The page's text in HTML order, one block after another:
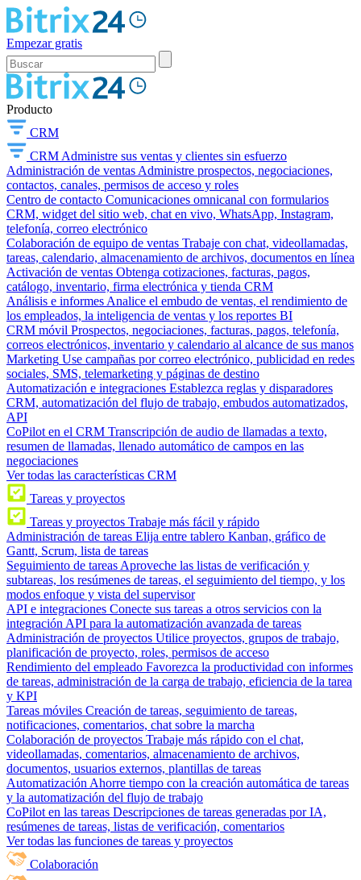
Empezar gratis
Producto
CRM
CRM Administre sus ventas y clientes sin esfuerzo
Administración de ventas Administre prospectos, negociaciones,
contactos, canales, permisos de acceso y roles
Centro de contacto Comunicaciones omnicanal con formularios
CRM, widget del sitio web, chat en vivo, WhatsApp, Instagram,
telefonía, correo electrónico
Colaboración de equipo de ventas Trabaje con chat, videollamadas,
tareas, calendario, almacenamiento de archivos, documentos en línea
Activación de ventas Obtenga cotizaciones, facturas, pagos,
catálogo, inventario, firma electrónica y tienda CRM
Análisis e informes Analice el embudo de ventas, el rendimiento de
los empleados, la inteligencia de ventas y los reportes BI
CRM móvil Prospectos, negociaciones, facturas, pagos, telefonía,
correos electrónicos, inventario y calendario al alcance de sus manos
Marketing Use campañas por correo electrónico, publicidad en redes
sociales, SMS, telemarketing y páginas de destino
Automatización e integraciones Establezca reglas y disparadores
CRM, automatización del flujo de trabajo, embudos automatizados,
API
CoPilot en el CRM Transcripción de audio de llamadas a texto,
resumen de llamadas, llenado automático de campos en las
negociaciones
Ver todas las características CRM
Tareas y proyectos
Tareas y proyectos Trabaje más fácil y rápido
Administración de tareas Elija entre tablero Kanban, gráfico de
Gantt, Scrum, lista de tareas
Seguimiento de tareas Aproveche las listas de verificación y
subtareas, los resúmenes de tareas, el seguimiento del tiempo, y los
modos enfoque y vista del supervisor
API e integraciones Conecte sus tareas a otros servicios con la
integración API para la automatización avanzada de tareas
Administración de proyectos Utilice proyectos, grupos de trabajo,
planificación de proyecto, roles, permisos de acceso
Rendimiento del empleado Favorezca la productividad con informes
de tareas, administración de la carga de trabajo, eficiencia de la tarea
y KPI
Tareas móviles Creación de tareas, seguimiento de tareas,
notificaciones, comentarios, chat sobre la marcha
Colaboración de proyectos Trabaje más rápido con el chat,
videollamadas, comentarios, almacenamiento de archivos,
documentos, usuarios externos, plantillas de tareas
Automatización Ahorre tiempo con la creación automática de tareas
y la automatización del flujo de trabajo
CoPilot en las tareas Descripciones de tareas generadas por IA,
resúmenes de tareas, listas de verificación, comentarios
Ver todas las funciones de tareas y proyectos
Colaboración